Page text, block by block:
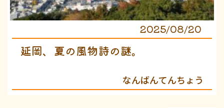
2025/08/20
延岡、夏の風物詩の謎。
なんばんてんちょう